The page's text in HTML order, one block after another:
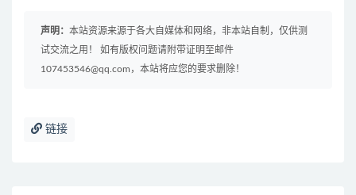
声明： 本站资源来源于各大自媒体和网络，非本站自制，仅供测
试交流之用！ 如有版权问题请附带证明至邮件
107453546@qq.com，本站将应您的要求删除！
链接